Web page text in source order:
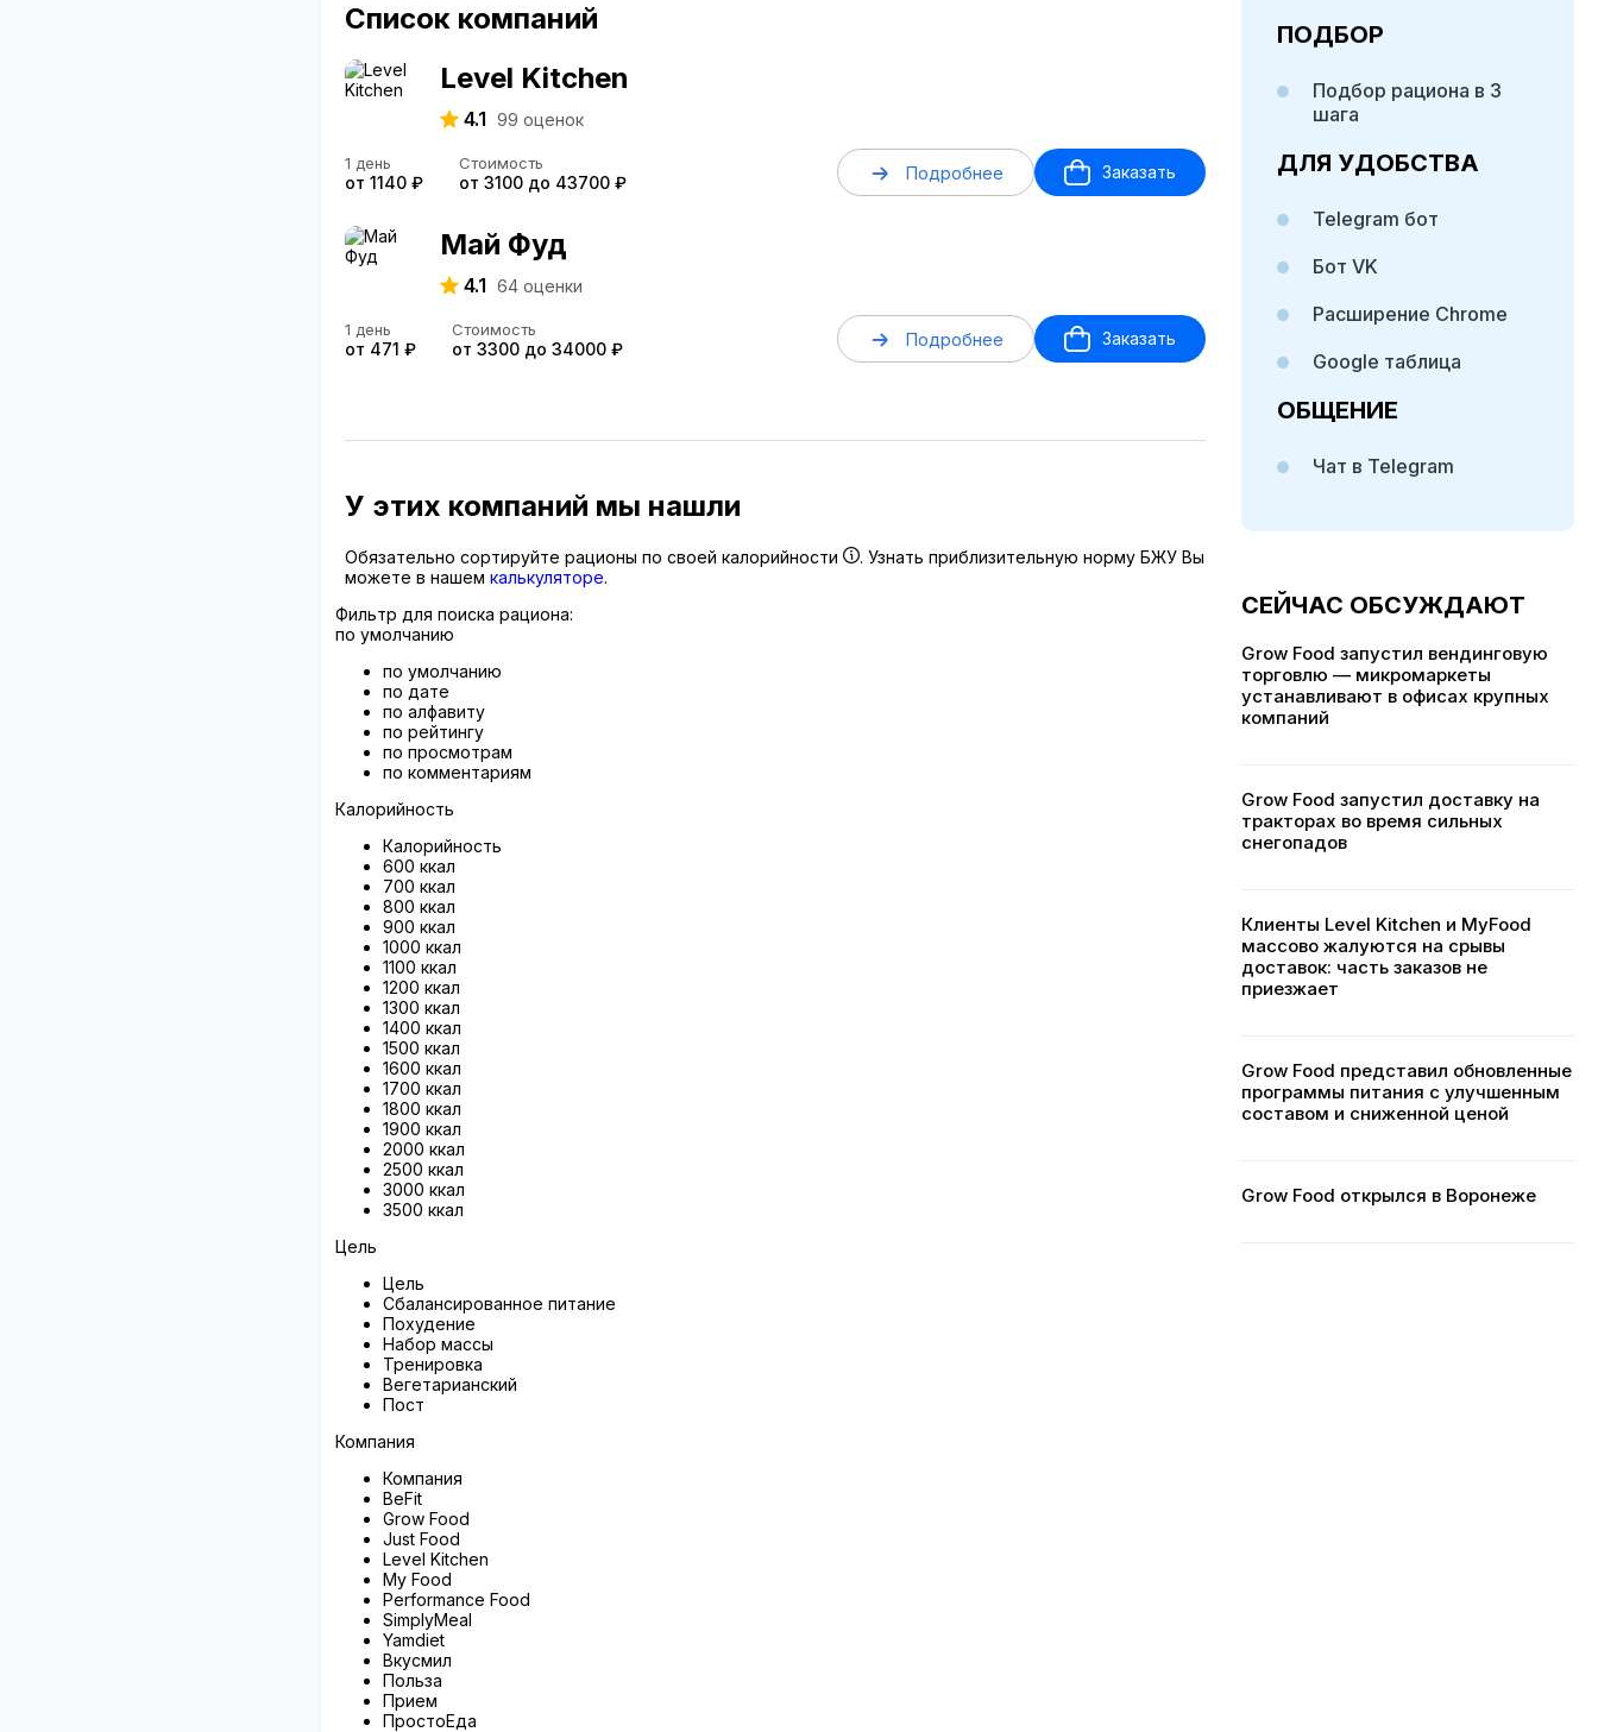
Список компаний
Level Kitchen
4.1 99 оценок
1 день
от 1140 ₽
Стоимость
от 3100 до 43700 ₽ Подробнее Заказать
Май Фуд
4.1 64 оценки
1 день
от 471 ₽
Стоимость
от 3300 до 34000 ₽ Подробнее Заказать
У этих компаний мы нашли
Обязательно сортируйте рационы по своей калорийности
. Узнать приблизительную норму БЖУ Вы
можете в нашем калькуляторе.
Фильтр для поиска рациона:
по умолчанию
по умолчанию
по дате
по алфавиту
по рейтингу
по просмотрам
по комментариям
Калорийность
Калорийность
600 ккал
700 ккал
800 ккал
900 ккал
1000 ккал
1100 ккал
1200 ккал
1300 ккал
1400 ккал
1500 ккал
1600 ккал
1700 ккал
1800 ккал
1900 ккал
2000 ккал
2500 ккал
3000 ккал
3500 ккал
Цель
Цель
Сбалансированное питание
Похудение
Набор массы
Тренировка
Вегетарианский
Пост
Компания
Компания
BeFit
Grow Food
Just Food
Level Kitchen
My Food
Performance Food
SimplyMeal
Yamdiet
Вкусмил
Польза
Прием
ПростоЕда
ПОДБОР
Подбор рациона в 3
шага
ДЛЯ УДОБСТВА
Telegram бот
Бот VK
Расширение Chrome
Google таблица
ОБЩЕНИЕ
Чат в Telegram
СЕЙЧАС ОБСУЖДАЮТ
Grow Food запустил вендинговую
торговлю — микромаркеты
устанавливают в офисах крупных
компаний
Grow Food запустил доставку на
тракторах во время сильных
снегопадов
Клиенты Level Kitchen и MyFood
массово жалуются на срывы
доставок: часть заказов не
приезжает
Grow Food представил обновленные
программы питания с улучшенным
составом и сниженной ценой
Grow Food открылся в Воронеже